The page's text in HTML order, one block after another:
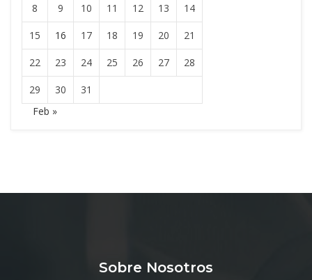
8 9 10 11 12 13 14
15 16 17 18 19 20 21
22 23 24 25 26 27 28
29 30
31
Feb »
Sobre Nosotros